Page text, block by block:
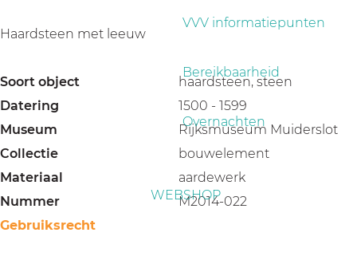
VVV informatiepunten
Bereikbaarheid
Overnachten
WEBSHOP
Haardsteen met leeuw
Soort object
haardsteen, steen
Datering
1500 - 1599
Museum
Rijksmuseum Muiderslot
Collectie
bouwelement
Materiaal
aardewerk
Nummer
M2014-022
Gebruiksrecht